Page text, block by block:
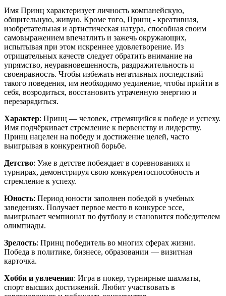
Имя Принц характеризует личность компанейскую,
общительную, живую. Кроме того, Принц - креативная,
изобретательная и артистическая натура, способная своим
самовыражением впечатлить и зажечь окружающих,
испытывая при этом искреннее удовлетворение. Из
отрицательных качеств следует обратить внимание на
упрямство, неуравновешенность, раздражительность и
своенравность. Чтобы избежать негативных последствий
такого поведения, им необходимо уединение, чтобы прийти в
себя, возродиться, восстановить утраченную энергию и
перезарядиться.
Характер: Принц — человек, стремящийся к победе и успеху.
Имя подчёркивает стремление к первенству и лидерству.
Принц нацелен на победу и достижение целей, часто
выигрывая в конкурентной борьбе.
Детство: Уже в детстве побеждает в соревнованиях и
турнирах, демонстрируя свою конкурентоспособность и
стремление к успеху.
Юность: Период юности заполнен победой в учебных
заведениях. Получает первое место в конкурсе эссе,
выигрывает чемпионат по футболу и становится победителем
олимпиады.
Зрелость: Принц победитель во многих сферах жизни.
Победа в политике, бизнесе, образовании — визитная
карточка.
Хобби и увлечения: Игра в покер, турнирные шахматы,
спорт высших достижений. Любит участвовать в